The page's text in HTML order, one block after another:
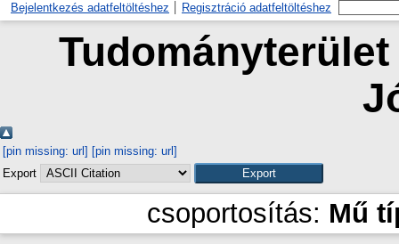
Bejelentkezés adatfeltöltéshez Regisztráció adatfeltöltéshez
[pin missing: url] [pin missing: url]
Export
csoportosítás: Mű